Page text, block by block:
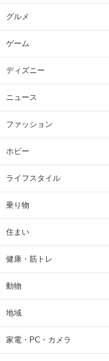
グルメ
ゲーム
ディズニー
ニュース
ファッション
ホビー
ライフスタイル
乗り物
住まい
健康・筋トレ
動物
地域
家電・PC・カメラ